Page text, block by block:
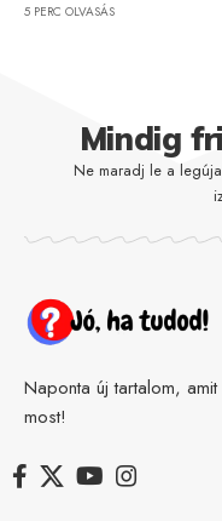
5 PERC OLVASÁS
Mindig
Ne maradj le a
Naponta új tartalom,
most!